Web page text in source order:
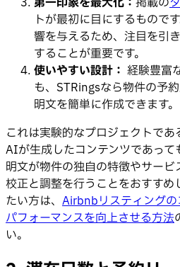
トが最初に目にするもので
響を与えるため、注目を引
することが重要です。
使いやすい設計： 経験豊富
も、STRingsなら物件の予
明文を簡単に作成できます。
これは実験的なプロジェクトであ
AIが生成したコンテンツであっ
明文が物件の独自の特徴やサービ
校正と調整を行うことをおすすめ
たい方は、 Airbnbリスティング
パフォーマンスを向上させる方法
い。